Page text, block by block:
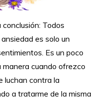
conclusión: Todos
es solo un
Es un poco
manera cuando ofrezco
luchan contra la
a tratarme de la misma